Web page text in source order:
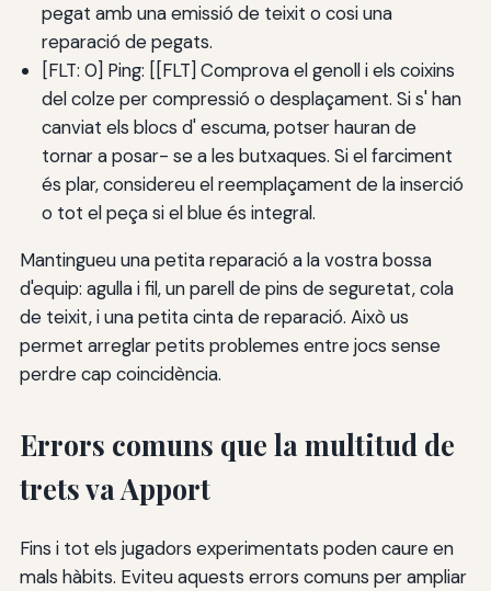
pegat amb una emissió de teixit o cosi una
reparació de pegats.
[FLT: 0] Ping: [[FLT] Comprova el genoll i els coixins
del colze per compressió o desplaçament. Si s' han
canviat els blocs d' escuma, potser hauran de
tornar a posar- se a les butxaques. Si el farciment
és plar, considereu el reemplaçament de la inserció
o tot el peça si el blue és integral.
Mantingueu una petita reparació a la vostra bossa
d'equip: agulla i fil, un parell de pins de seguretat, cola
de teixit, i una petita cinta de reparació. Això us
permet arreglar petits problemes entre jocs sense
perdre cap coincidència.
Errors comuns que la multitud de
trets va Apport
Fins i tot els jugadors experimentats poden caure en
mals hàbits. Eviteu aquests errors comuns per ampliar